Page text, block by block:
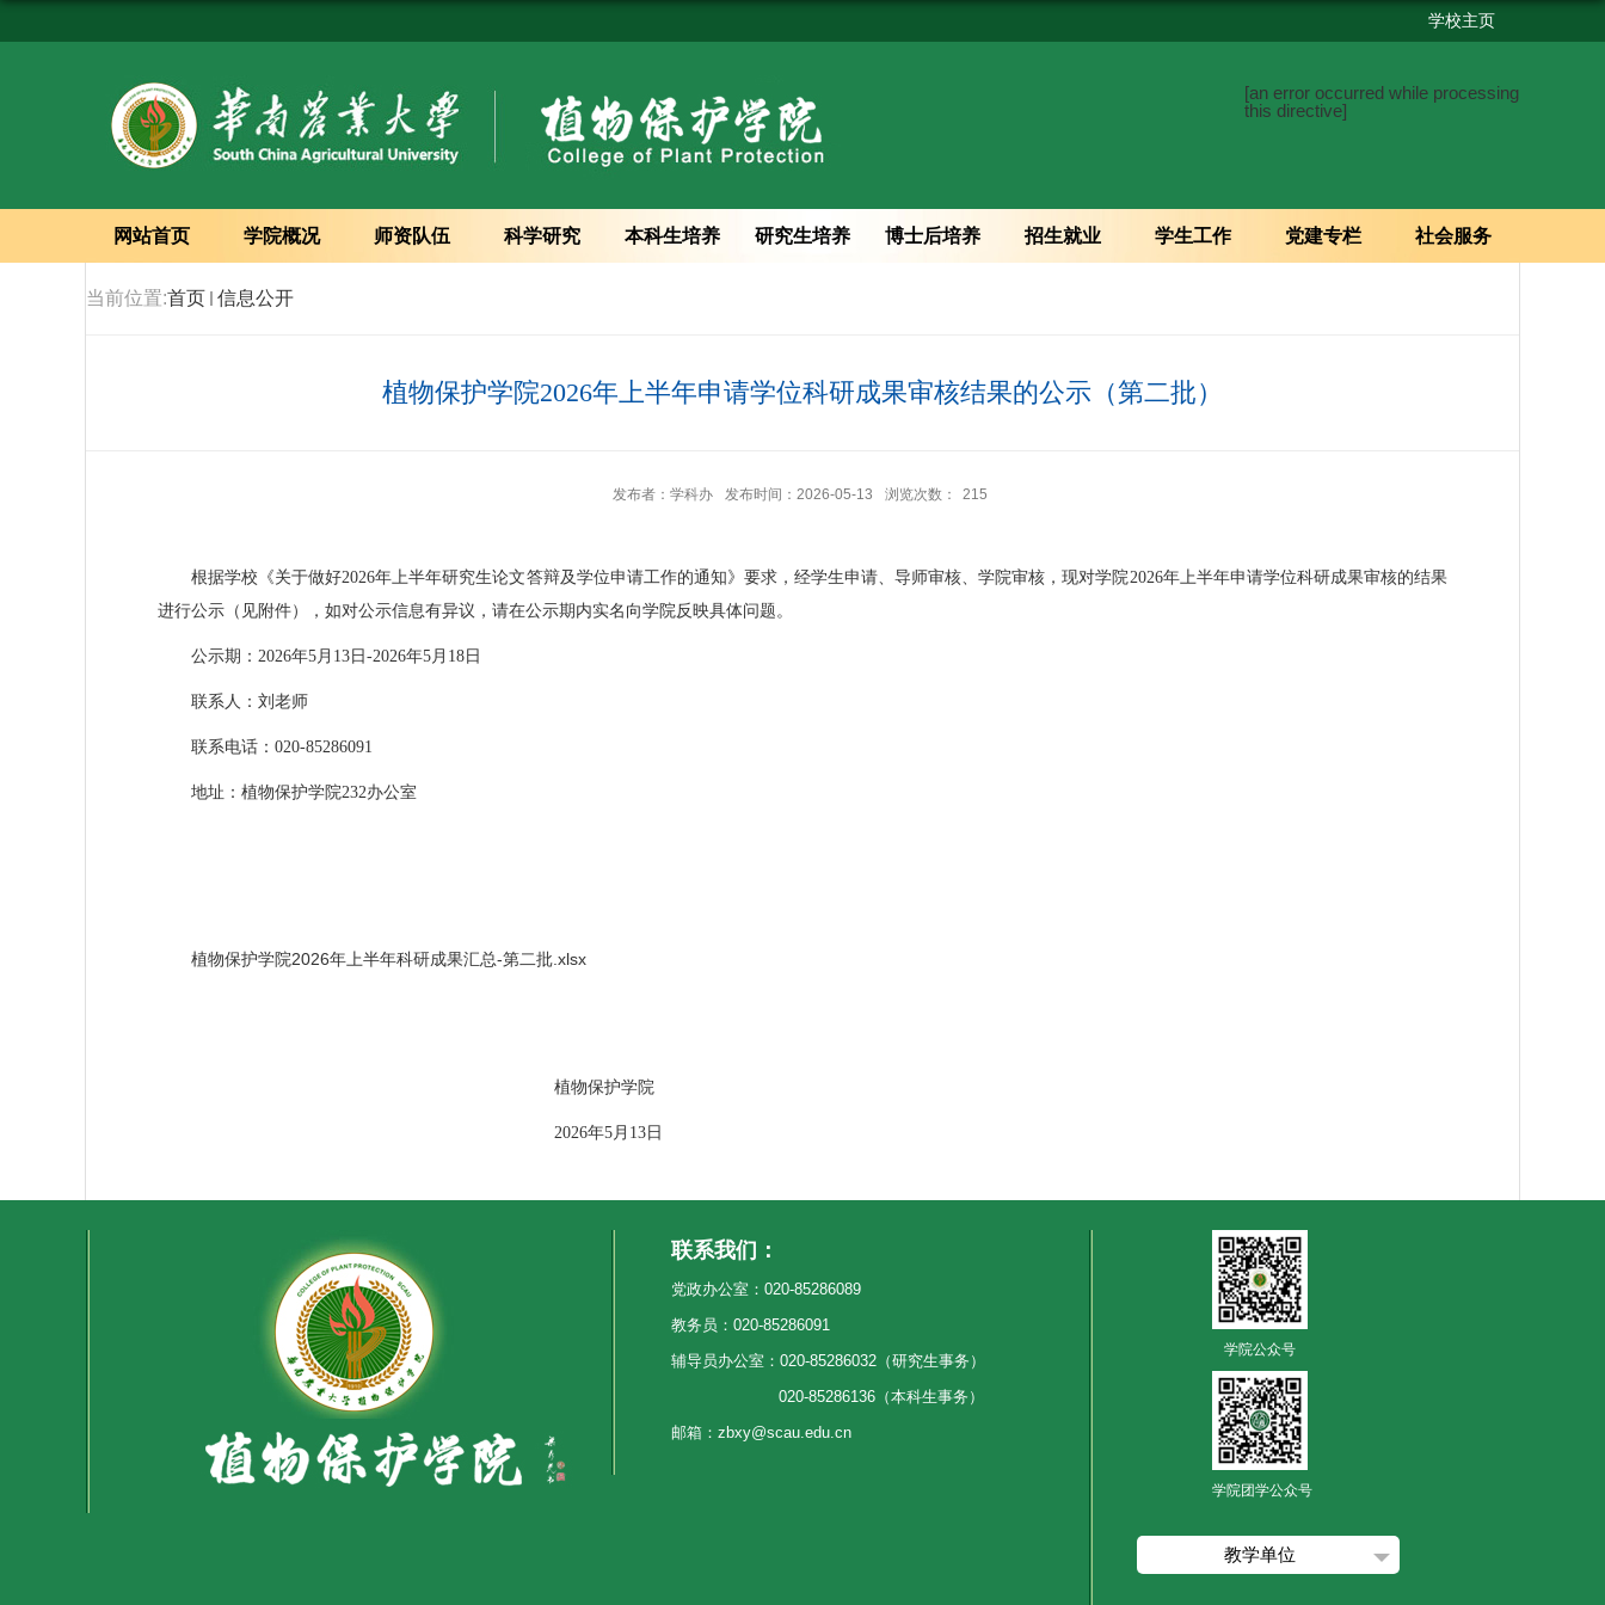
学校主页
[an error occurred while processing
this directive]
网站首页 学院概况 师资队伍 科学研究 本科生培养 研究生培养 博士后培养 招生就业 学生工作 党建专栏 社会服务
当前位置:首页 信息公开
植物保护学院2026年上半年申请学位科研成果审核结果的公示（第二批）
发布者：学科办 发布时间：2026-05-13 浏览次数： 215
根据学校《关于做好2026年上半年研究生论文答辩及学位申请工作的通知》要求，经学生申请、导师审核、学院审核，现对学院2026年上半年申请学位科研成果审核的结果
进行公示（见附件），如对公示信息有异议，请在公示期内实名向学院反映具体问题。
公示期：2026年5月 13 日-2026年5月18 日
联系人：刘老师
联系电话：020-85286091
地址：植物保护学院232办公室
植物保护学院2026年上半年科研成果汇总-第二批.xlsx
植物保护学院
2026年5月13日
联系我们：
党政办公室：020-85286089
教务员：020-85286091
辅导员办公室：020-85286032（研究生事务）
020-85286136（本科生事务）
邮箱：zbxy@scau.edu.cn
学院公众号
学院团学公众号
教学单位